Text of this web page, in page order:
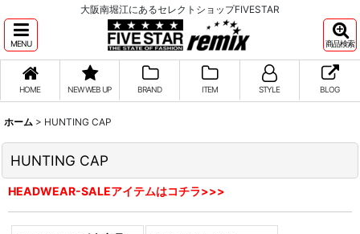
大阪南堀江にあるセレクトショップFIVESTAR
MENU 商品検索
HOME NEW WEB UP BRAND ITEM STYLE BLOG
ホーム > HUNTING CAP
HUNTING CAP
HEADWEAR-SALEアイテムはコチラ>>>